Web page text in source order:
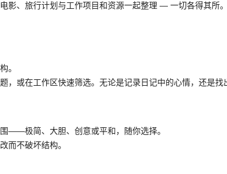
影、旅行计划与工作项目和资源一起整理 — 一切各得其所。
。
，或在工作区快速筛选。无论是记录日记中的心情，还是找
——极简、大胆、创意或平和，随你选择。
而不破坏结构。